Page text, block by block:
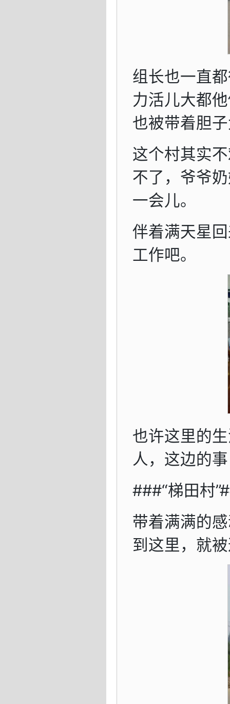
组长也一直
力活儿大都
也被带着胆
这个村其实
不了，爷爷
一会儿。
伴着满天星
工作吧。
也许这里的
人，这边的
###“梯田村
带着满满的
到这里，就